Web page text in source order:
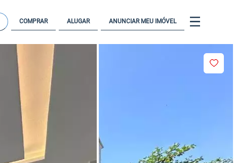
COMPRAR ALUGAR ANUNCIAR MEU IMÓVEL